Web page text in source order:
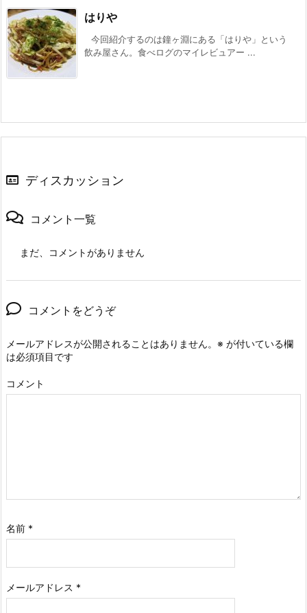
はりや
今回紹介するのは鐘ヶ淵にある「はりや」という
飲み屋さん。食べログのマイレビュアー ...
ディスカッション
コメント一覧
まだ、コメントがありません
コメントをどうぞ
メールアドレスが公開されることはありません。 ※ が付いている欄
は必須項目です
コメント
名前 *
メールアドレス *